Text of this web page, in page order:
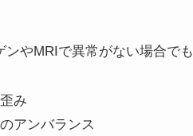
ンやMRIで異常がない場合でも
み
アンバランス